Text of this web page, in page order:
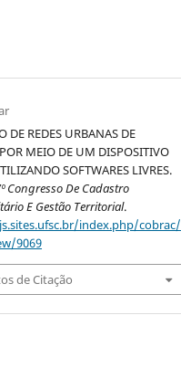
DE REDES URBANAS DE
MEIO DE UM DISPOSITIVO
SOFTWARES LIVRES.
Congresso De Cadastro
E Gestão Territorial.
index.php/cobrac/
9069
de Citação